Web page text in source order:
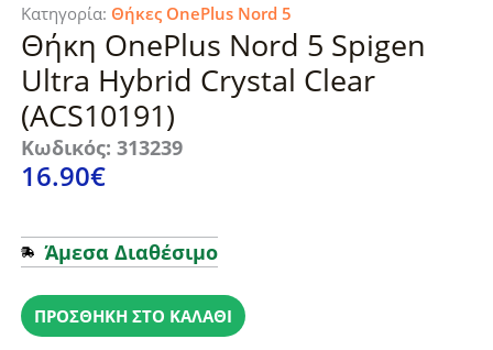
Κατηγορία: Θήκες OnePlus Nord 5
Θήκη OnePlus Nord 5 Spigen
Ultra Hybrid Crystal Clear
(ACS10191)
Κωδικός: 313239
16.90€
Άμεσα Διαθέσιμο
OnePlus
Nord
ΠΡΟΣΘΉΚΗ ΣΤΟ ΚΑΛΆΘΙ